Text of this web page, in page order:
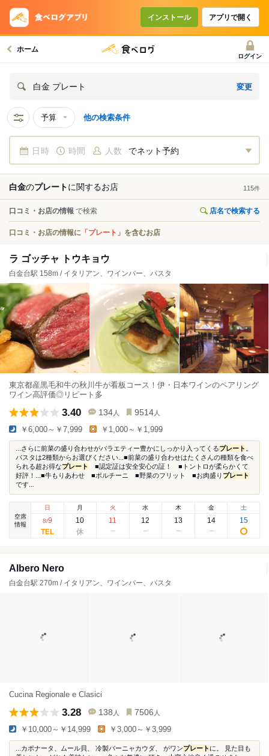
インストール アプリで開く
ホーム
ログイン
白金 プレート 変更
予算 他の検索条件
日時 時間 人数 でネット予約
白金のプレートに関するお店 115件
口コミ・お店の情報 で検索 店名で検索する
口コミ・お店の情報に 「プレート」 を含むお店
ラ ゴッチャ トウキョウ
白金台駅 158m / イタリアン、ワインバー、パスタ
東京都産黒毛和牛の秋川牛が看板コース！伊・日本ワインのペアリング
ワイン高評価◎リピート多
3.40 134 人 9514 人
￥6,000～￥7,999 ￥1,000～￥1,999
...さらに前菜の盛り合わせがバラエティー豊かにしっかり入ってくるプレート
パスタは2種類からお選びください...■前菜の盛り合わせはたくさんの種類を食べ
られる超お得なプレート
■認定証は安全安心の証！ ■トントロが柔らかくて
好評！...■牛もりあわせ ■ポルチーニ ■野菜のフリット ■お肉盛り プレート
です...
空席
情報
日
8/9
月
10
火
11
水
12
木
13
金
14
土
15
Albero Nero
白金台駅 270m / イタリアン、ワインバー、パスタ
Cucina Regionale e Clasici
3.28 138 人 7506 人
￥10,000～￥14,999 ￥3,000～￥3,999
...カポナータ、ムール貝、 冷製バーニャカウダ、 がワンプレート に。 見た目も